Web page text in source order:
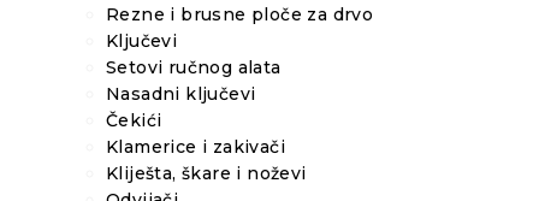
Rezne i brusne ploče za drvo
Ključevi
Setovi ručnog alata
Nasadni ključevi
Čekići
Klamerice i zakivači
Kliješta, škare i noževi